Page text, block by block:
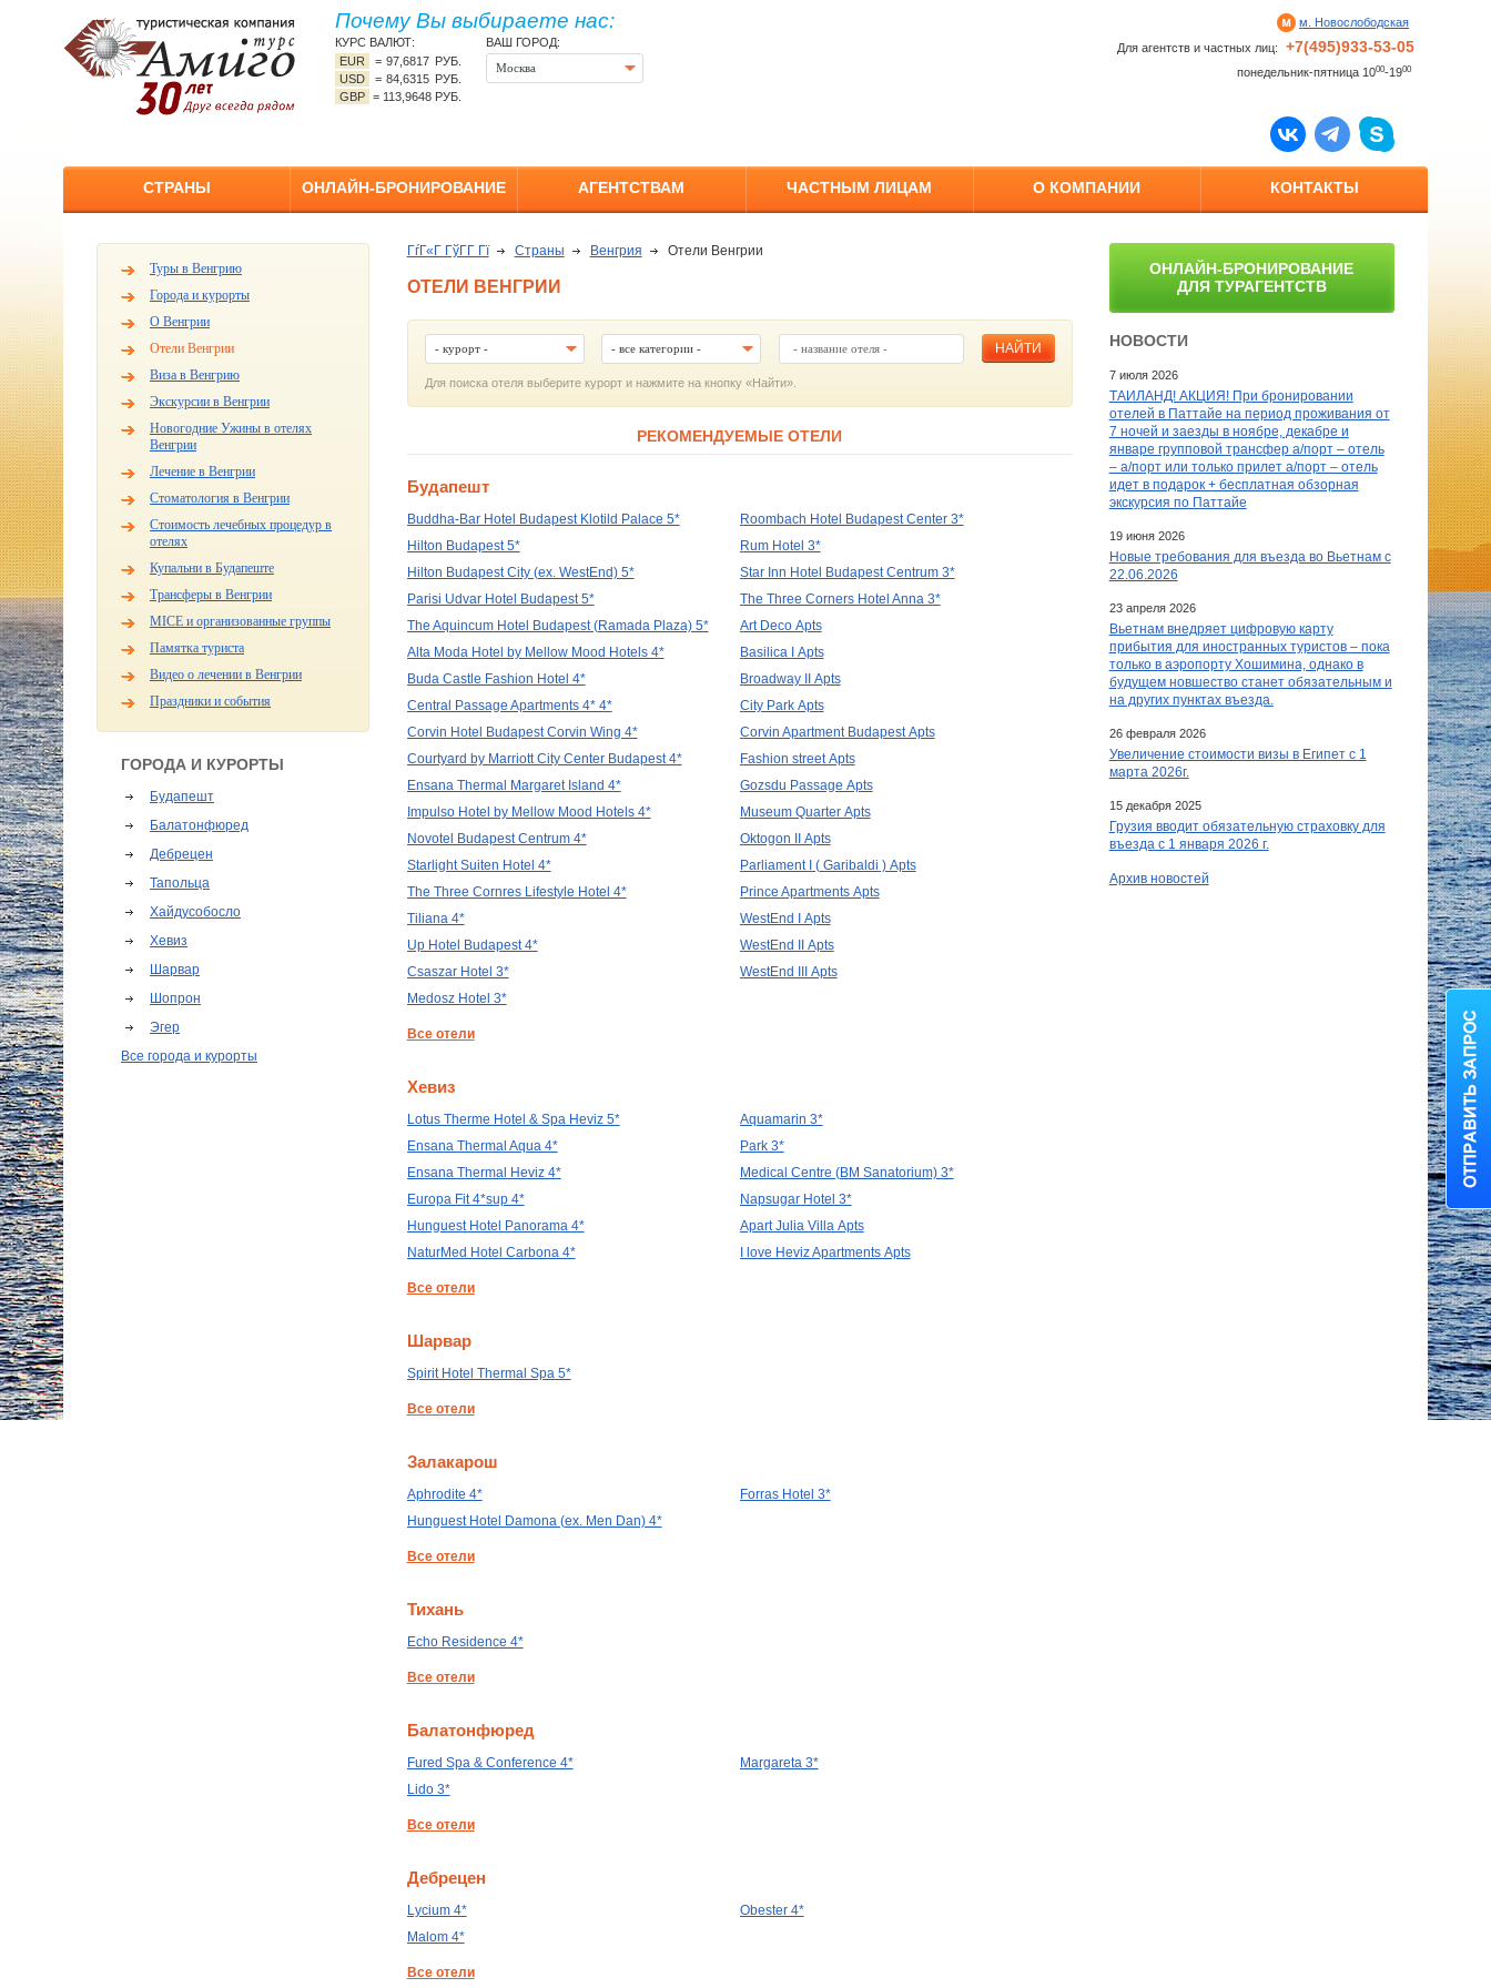
Почему Вы выбираете нас:
КУРС ВАЛЮТ:
EUR
=97,6817 РУБ.
USD
=84,6315 РУБ.
GBP = 113,9648 РУБ.
ВАШ ГОРОД:
Москва
м. Новослободская
Для агентств и частных лиц:
+7(495)933-53-05
понедельник-пятница 1000-1900
СТРАНЫ ОНЛАЙН-БРОНИРОВАНИЕ АГЕНТСТВАМ ЧАСТНЫМ ЛИЦАМ О КОМПАНИИ КОНТАКТЫ
Туры в Венгрию
Города и курорты
О Венгрии
Отели Венгрии
Виза в Венгрию
Экскурсии в Венгрии
Новогодние Ужины в отелях
Венгрии
Лечение в Венгрии
Стоматология в Венгрии
Стоимость лечебных процедур в
отелях
Купальни в Будапеште
Трансферы в Венгрии
MICE и организованные группы
Памятка туриста
Видео о лечении в Венгрии
Праздники и события
ГОРОДА И КУРОРТЫ
Будапешт
Балатонфюред
Дебрецен
Тапольца
Хайдусобосло
Хевиз
Шарвар
Шопрон
Эгер
Все города и курорты
ГѓГ«Г ГўГ­Г Гї Страны Венгрия Отели Венгрии
ОТЕЛИ ВЕНГРИИ
- курорт - - все категории - НАЙТИ
Для поиска отеля выберите курорт и нажмите на кнопку «Найти».
РЕКОМЕНДУЕМЫЕ ОТЕЛИ
Будапешт
Buddha-Bar Hotel Budapest Klotild Palace 5*
Hilton Budapest 5*
Hilton Budapest City (ex. WestEnd) 5*
Parisi Udvar Hotel Budapest 5*
The Aquincum Hotel Budapest (Ramada Plaza) 5*
Alta Moda Hotel by Mellow Mood Hotels 4*
Buda Castle Fashion Hotel 4*
Central Passage Apartments 4* 4*
Corvin Hotel Budapest Corvin Wing 4*
Courtyard by Marriott City Center Budapest 4*
Ensana Thermal Margaret Island 4*
Impulso Hotel by Mellow Mood Hotels 4*
Novotel Budapest Centrum 4*
Starlight Suiten Hotel 4*
The Three Cornres Lifestyle Hotel 4*
Tiliana 4*
Up Hotel Budapest 4*
Csaszar Hotel 3*
Medosz Hotel 3*
Roombach Hotel Budapest Center 3*
Rum Hotel 3*
Star Inn Hotel Budapest Centrum 3*
The Three Corners Hotel Anna 3*
Art Deco Apts
Basilica I Apts
Broadway II Apts
City Park Apts
Corvin Apartment Budapest Apts
Fashion street Apts
Gozsdu Passage Apts
Museum Quarter Apts
Oktogon II Apts
Parliament I ( Garibaldi ) Apts
Prince Apartments Apts
WestEnd I Apts
WestEnd II Apts
WestEnd III Apts
Все отели
Хевиз
Lotus Therme Hotel & Spa Heviz 5*
Ensana Thermal Aqua 4*
Ensana Thermal Heviz 4*
Europa Fit 4*sup 4*
Hunguest Hotel Panorama 4*
NaturMed Hotel Carbona 4*
Aquamarin 3*
Park 3*
Medical Centre (BM Sanatorium) 3*
Napsugar Hotel 3*
Apart Julia Villa Apts
I love Heviz Apartments Apts
Все отели
Шарвар
Spirit Hotel Thermal Spa 5*
Все отели
Залакарош
Aphrodite 4*
Hunguest Hotel Damona (ex. Men Dan) 4*
Forras Hotel 3*
Все отели
Тихань
Echo Residence 4*
Все отели
Балатонфюред
Fured Spa & Conference 4*
Lido 3*
Margareta 3*
Все отели
Дебрецен
Lycium 4*
Malom 4*
Obester 4*
Все отели
ОНЛАЙН-БРОНИРОВАНИЕ
ДЛЯ ТУРАГЕНТСТВ
НОВОСТИ
7 июля 2026
ТАИЛАНД! АКЦИЯ! При бронировании
отелей в Паттайе на период проживания от
7 ночей и заезды в ноябре, декабре и
январе групповой трансфер а/порт – отель
– а/порт или только прилет а/порт – отель
идет в подарок + бесплатная обзорная
экскурсия по Паттайе
19 июня 2026
Новые требования для въезда во Вьетнам с
22.06.2026
23 апреля 2026
Вьетнам внедряет цифровую карту
прибытия для иностранных туристов – пока
только в аэропорту Хошимина, однако в
будущем новшество станет обязательным и
на других пунктах въезда.
26 февраля 2026
Увеличение стоимости визы в Египет c 1
марта 2026г.
15 декабря 2025
Грузия вводит обязательную страховку для
въезда с 1 января 2026 г.
Архив новостей